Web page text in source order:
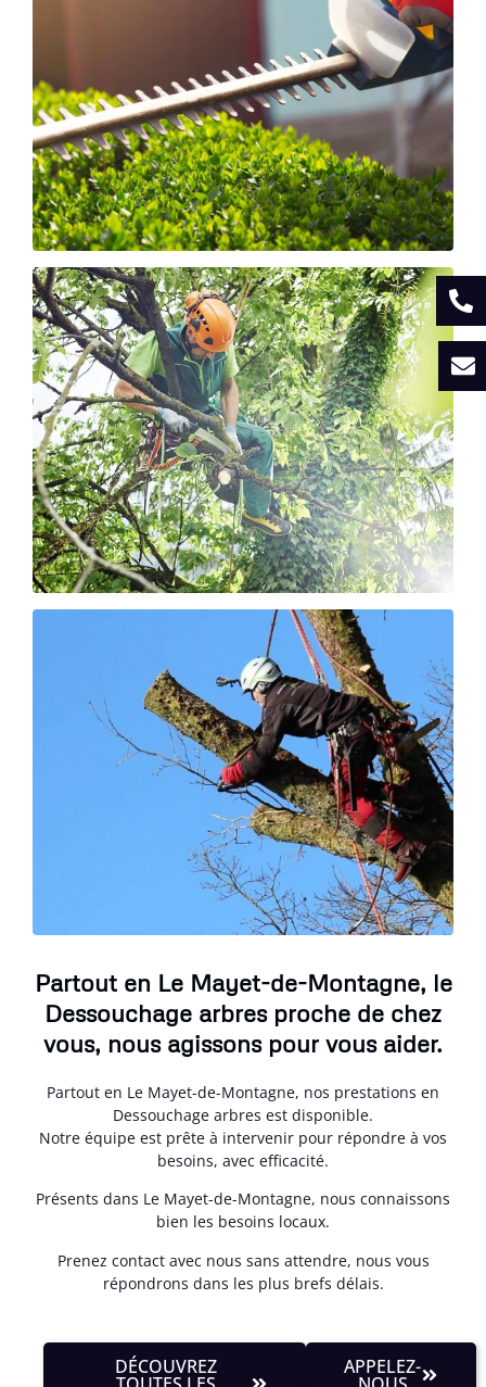
Partout en Le Mayet-de-Montagne, le
Dessouchage arbres proche de chez
vous, nous agissons pour vous aider.
Partout en Le Mayet-de-Montagne, nos prestations en
Dessouchage arbres est disponible.
Notre équipe est prête à intervenir pour répondre à vos
besoins, avec efficacité.
Présents dans Le Mayet-de-Montagne, nous connaissons
bien les besoins locaux.
Prenez contact avec nous sans attendre, nous vous
répondrons dans les plus brefs délais.
DÉCOUVREZ APPELEZ-